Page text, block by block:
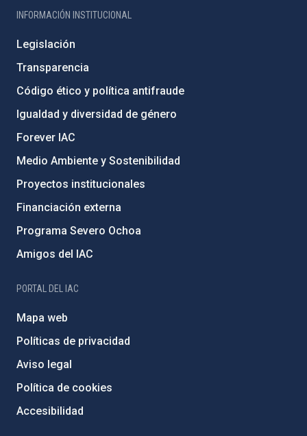
INFORMACIÓN INSTITUCIONAL
Legislación
Transparencia
Código ético y política antifraude
Igualdad y diversidad de género
Forever IAC
Medio Ambiente y Sostenibilidad
Proyectos institucionales
Financiación externa
Programa Severo Ochoa
Amigos del IAC
PORTAL DEL IAC
Mapa web
Políticas de privacidad
Aviso legal
Política de cookies
Accesibilidad